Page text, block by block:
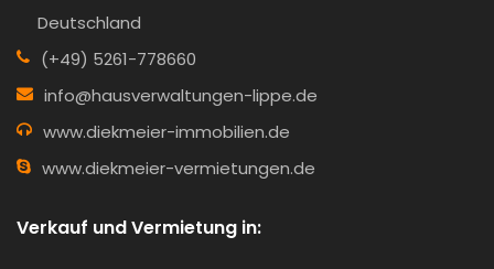
Deutschland
(+49) 5261-778660
info@hausverwaltungen-lippe.de
www.diekmeier-immobilien.de
www.diekmeier-vermietungen.de
Verkauf und Vermietung in: